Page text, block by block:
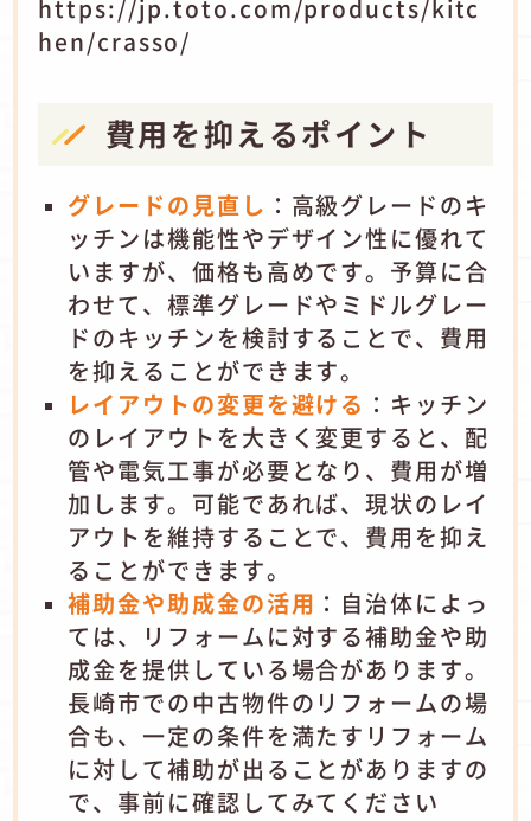
https://jp.toto.com/products/kitc
hen/crasso/
費用を抑えるポイント
グレードの見直し ： 高級グレードのキ
ッチンは機能性やデザイン性に優れて
いますが、価格も高めです。 予算に合
わせて、標準グレードやミドルグレー
ドのキッチンを検討することで、費用
を抑えることができます。
レイアウトの変更を避ける ： キッチン
のレイアウトを大きく変更すると、配
管や電気工事が必要となり、費用が増
加します。 可能であれば、現状のレイ
アウトを維持することで、費用を抑え
ることができます。
補助金や助成金の活用 ： 自治体によっ
ては、リフォームに対する補助金や助
成金を提供している場合があります。
長崎市での中古物件のリフォームの場
合も、一定の条件を満たすリフォーム
に対して補助が出ることがありますの
で、事前に確認してみてください